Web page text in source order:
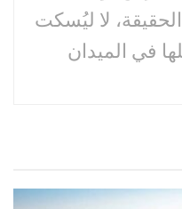
لا ليُسكت
في الميدان